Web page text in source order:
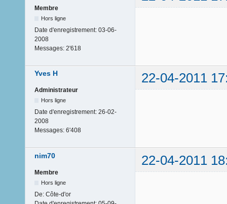
Membre
Hors ligne
Date d'enregistrement: 03-06-
2008
Messages: 2'618
Yves H 22-04-2011
Administrateur
Hors ligne
Date d'enregistrement: 26-02-
2008
Messages: 6'408
nim70 22-04-2011
Membre
Hors ligne
De: Côte-d'or